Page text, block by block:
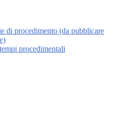
di procedimento (da pubblicare
procedimentali